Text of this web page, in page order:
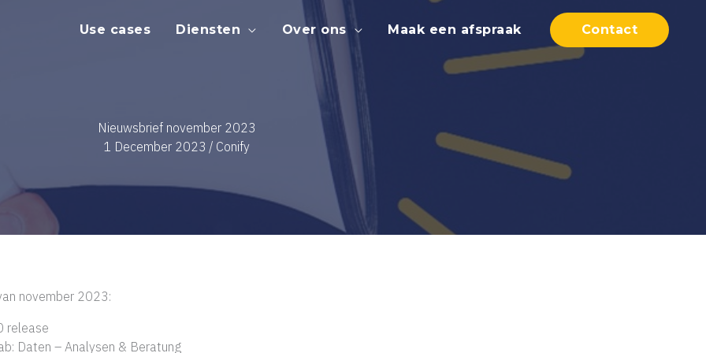
Use cases Diensten Over ons Maak een afspraak Contact
Nieuwsbrief november 2023
1 December 2023 / Conify
november 2023:
release
Daten – Analysen & Beratung